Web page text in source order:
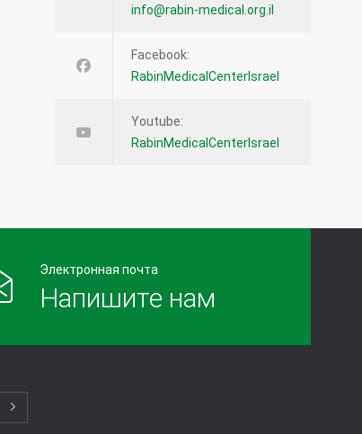
info@rabin-medical.org.il
Facebook:
RabinMedicalCenterIsrael
Youtube:
RabinMedicalCenterIsrael
Электронная почта
Напишите нам